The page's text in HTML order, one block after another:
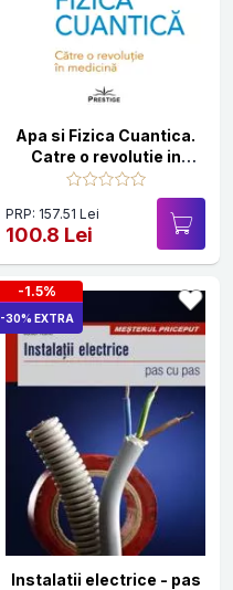
Apa si Fizica Cuantica.
Catre o revolutie in
medicina
PRP: 157.51 Lei
100.8 Lei
-1.5%
-30% EXTRA
Instalatii electrice - pas